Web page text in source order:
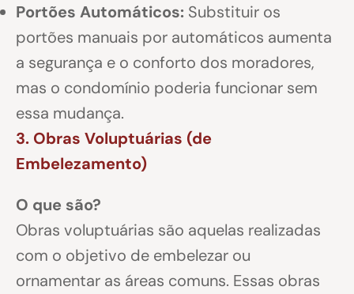
Portões Automáticos: Substituir os
portões manuais por automáticos aumenta
a segurança e o conforto dos moradores,
mas o condomínio poderia funcionar sem
essa mudança.
3. Obras Voluptuárias (de
Embelezamento)
O que são?
Obras voluptuárias são aquelas realizadas
com o objetivo de embelezar ou
ornamentar as áreas comuns. Essas obras